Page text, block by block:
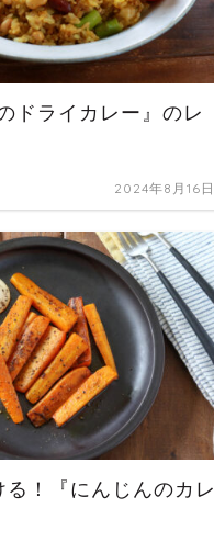
ドライカレー』のレ
2024年8月16日
！『にんじんのカレ